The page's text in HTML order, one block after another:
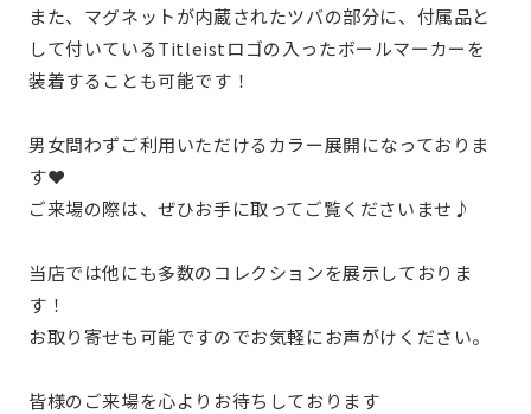
また、マグネットが内蔵されたツバの部分に、付属品と
して付いているTitleistロゴの入ったボールマーカーを
装着することも可能です！
男女問わずご利用いただけるカラー展開になっておりま
す❤
ご来場の際は、ぜひお手に取ってご覧くださいませ♪
当店では他にも多数のコレクションを展示しておりま
す！
お取り寄せも可能ですのでお気軽にお声がけください。
皆様のご来場を心よりお待ちしております